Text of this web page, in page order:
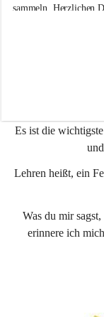
h
e
n
sammeln. Herzlichen
Es ist die
Lehren heißt, ein
Was du mir
erinnere ich